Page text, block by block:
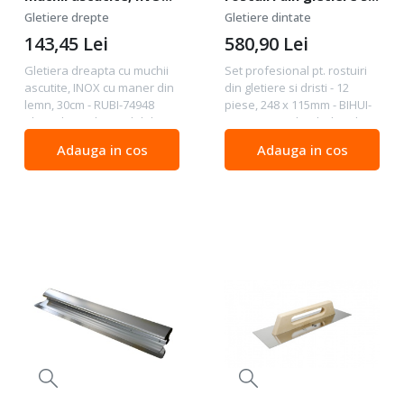
cu maner din lemn,
30cm - RUBI-74948
Gletiere drepte
Gletiera dreapta cu muchii
ascutite, INOX cu maner din
lemn, 30cm - RUBI-74948
Placa din otel inoxidabil pt.
coroziune. Maner inchis din
lemn. Rezistenta mare la
143,45 Lei
Adauga in cos
dristi - 12 piese, 248 x
115mm - BIHUI-
PTSCK12
Gletiere dintate
Set profesional pt. rostuiri
din gletiere si dristi - 12
piese, 248 x 115mm - BIHUI-
PTSCK12 Kitul include: 2 buc
soft grip: 1 pentru gletiere, 1
pentru dristi 5 buc lame
580,90 Lei
Adauga in cos